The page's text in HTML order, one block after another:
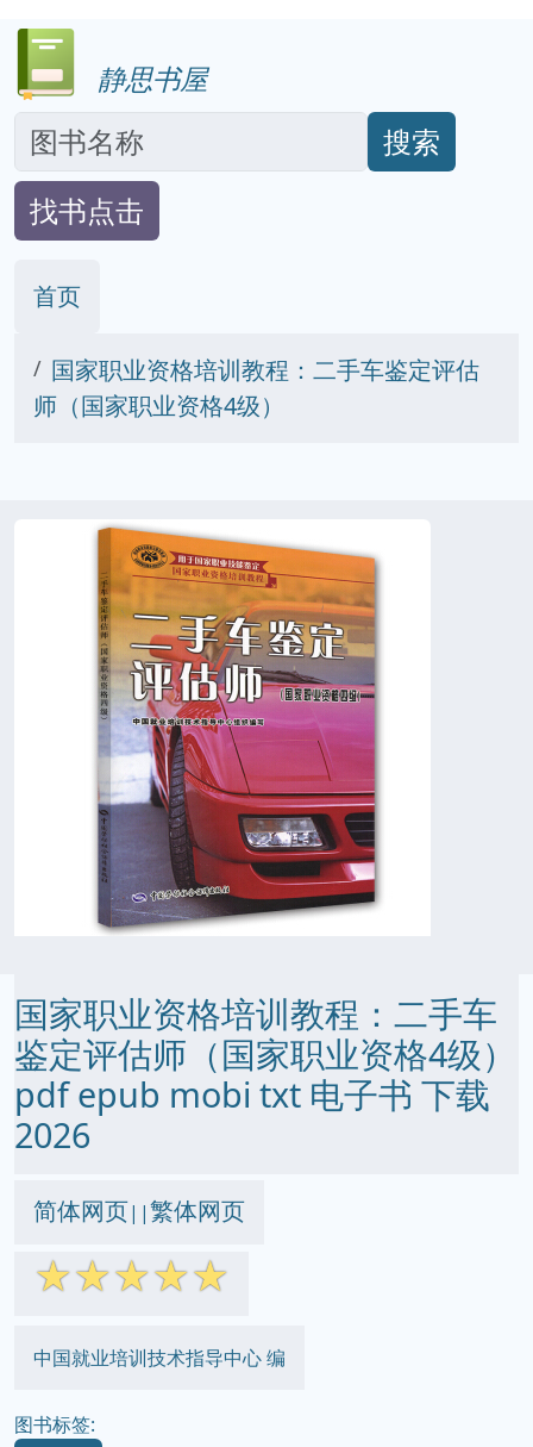
静思书屋
搜索
找书点击
首页
国家职业资格培训教程：二手车鉴定评估
师（国家职业资格4级）
国家职业资格培训教程：二手车
鉴定评估师（国家职业资格4级）
pdf epub mobi txt 电子书 下载
2026
简体网页||繁体网页
☆☆☆☆☆
中国就业培训技术指导中心 编
图书标签: